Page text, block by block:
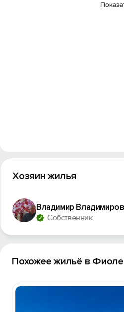
Хозяин жилья
Владимир
Собственник
Похожее жильё в